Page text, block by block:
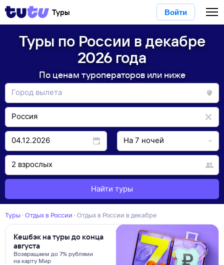
Туры Войти
Туры по России в декабре
2026 года
По ценам туроператоров или ниже
Найти туры
Туры · Отдых в России · отдых в России в декабре
Кешбэк на туры до конца
августа
Возвращаем до 7% рублями
на карту Мир